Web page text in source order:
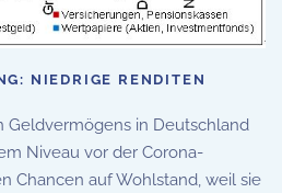
NIEDRIGE RENDITEN
Geldvermögens in Deutschland
Niveau vor der Corona-
Chancen auf Wohlstand, weil sie